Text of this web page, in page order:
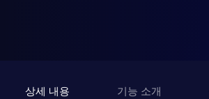
상세 내용 기능 소개